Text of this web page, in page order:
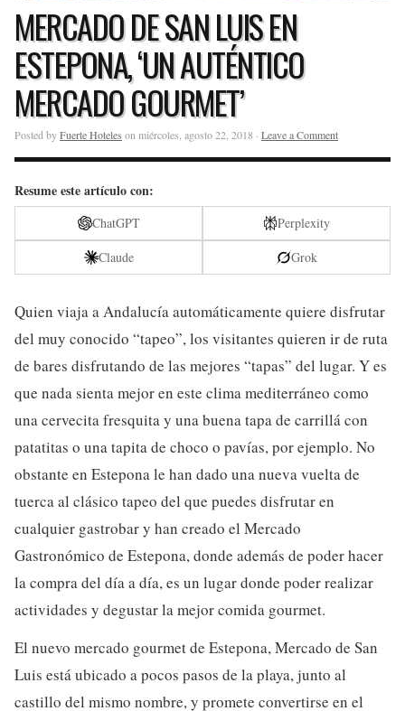
MERCADO DE SAN LUIS EN
ESTEPONA, ‘UN AUTÉNTICO
MERCADO GOURMET’
Posted byFuerte Hoteles on miércoles, agosto 22, 2018 · Leave a Comment
Resume este artículo con:
ChatGPT
Perplexity
Claude
Grok
Quien viaja a Andalucía automáticamente quiere disfrutar
del muy conocido “tapeo”, los visitantes quieren ir de ruta
de bares disfrutando de las mejores “tapas” del lugar. Y es
que nada sienta mejor en este clima mediterráneo como
una cervecita fresquita y una buena tapa de carrillá con
patatitas o una tapita de choco o pavías, por ejemplo. No
obstante en Estepona le han dado una nueva vuelta de
tuerca al clásico tapeo del que puedes disfrutar en
cualquier gastrobar y han creado el Mercado
Gastronómico de Estepona, donde además de poder hacer
la compra del día a día, es un lugar donde poder realizar
actividades y degustar la mejor comida gourmet.
El nuevo mercado gourmet de Estepona, Mercado de San
Luis está ubicado a pocos pasos de la playa, junto al
castillo del mismo nombre, y promete convertirse en el